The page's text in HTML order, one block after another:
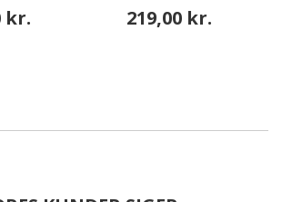
kr. 219,00 kr.